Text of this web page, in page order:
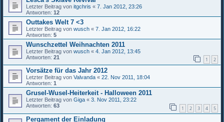
Letzter Beitrag von itgchris « 7. Jan 2012, 23:26
Antworten: 12
Outtakes Welt 7 <3
Letzter Beitrag von wusch « 7. Jan 2012, 16:22
Antworten: 5
Wunschzettel Weihnachten 2011
Letzter Beitrag von wusch « 4. Jan 2012, 13:45
Antworten: 21 1 2
Vorsätze für das Jahr 2012
Letzter Beitrag von Valvanda « 22. Nov 2011, 18:04
Antworten: 1
Grusel-Wusel-Heiterkeit - Halloween 2011
Letzter Beitrag von Giga « 3. Nov 2011, 23:22
Antworten: 63 1 2 3 4 5
Pergament der Einladung